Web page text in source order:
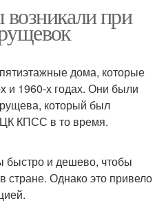
при
дома, которые
и 1960-х годах. Они были
который был
КПСС в то время.
быстро и дешево, чтобы
Однако это привело